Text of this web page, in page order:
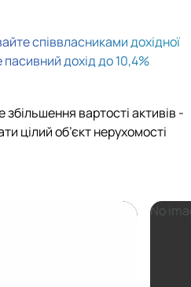
співвласниками дохідної
дохід до 10,4%
вартості активів -
цілий об’єкт нерухомості
No